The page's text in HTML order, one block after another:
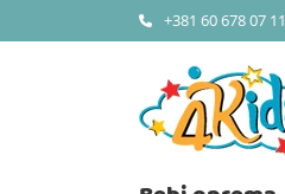
+381 60 678 07 11